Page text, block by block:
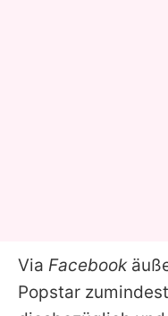
Via Facebook
Popstar